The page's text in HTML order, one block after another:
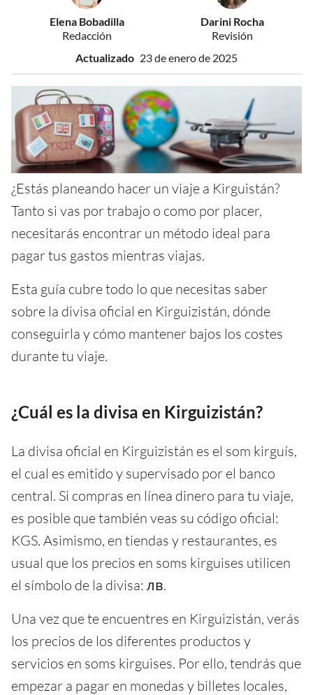
Elena Bobadilla
Redacción
Darini Rocha
Revisión
Actualizado 23 de enero de 2025
¿Estás planeando hacer un viaje a Kirguistán?
Tanto si vas por trabajo o como por placer,
necesitarás encontrar un método ideal para
pagar tus gastos mientras viajas.
Esta guía cubre todo lo que necesitas saber
sobre la divisa oficial en Kirguizistán, dónde
conseguirla y cómo mantener bajos los costes
durante tu viaje.
¿Cuál es la divisa en Kirguizistán?
La divisa oficial en Kirguizistán es el som kirguís,
el cual es emitido y supervisado por el banco
central. Si compras en línea dinero para tu viaje,
es posible que también veas su código oficial:
KGS. Asimismo, en tiendas y restaurantes, es
usual que los precios en soms kirguises utilicen
el símbolo de la divisa: лв.
Una vez que te encuentres en Kirguizistán, verás
los precios de los diferentes productos y
servicios en soms kirguises. Por ello, tendrás que
empezar a pagar en monedas y billetes locales,